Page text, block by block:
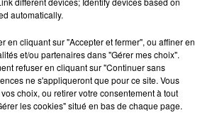
POUR HOMICIDE
EN COURS, APRÈS LA...
éléments, le logement servait
automatically.
en cliquant sur "Accepter et fermer", ou affiner en
et/ou partenaires dans "Gérer mes choix".
refuser en cliquant sur "Continuer sans
ne s'appliqueront que pour ce site. Vous
choix, ou retirer votre consentement à tout
les cookies" situé en bas de chaque page.